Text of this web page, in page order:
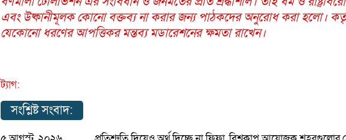
এবং উষ্কানীমূলক কোনো বক্তব্য না করার জন্য পাঠকদের অনুরোধ করা হলো।
যেকোনো ধরণের আপত্তিকর মন্তব্য মডারেশনের ক্ষমতা রাখেন।
ট্যাগ:
সংশ্লিষ্ট সংবাদ: